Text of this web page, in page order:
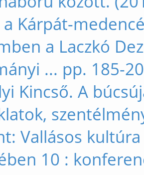
Kárpát-
a Laczkó
... pp. 185-
Kincső. A
Vallásos
10 :